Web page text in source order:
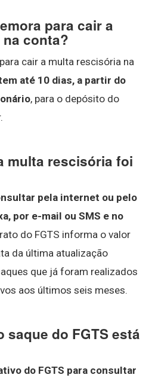
para cair a
conta?
cair a multa rescisória na
até 10 dias, a partir do
, para o depósito do
multa rescisória foi
pela internet ou pelo
por e-mail ou SMS e no
do FGTS informa o valor
da última atualização
que já foram realizados
aos últimos seis meses.
saque do FGTS está
do FGTS para consultar